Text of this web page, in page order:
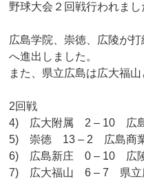
野球大会２回戦行われまし
広島学院、崇徳、広陵が
へ進出しました。
また、県立広島は広大福
2回戦
4) 広大附属 2 – 10 広
5) 崇徳 13 – 2 広島商
6) 広島新庄 0 – 10 広
7) 広大福山 6 – 7 県立